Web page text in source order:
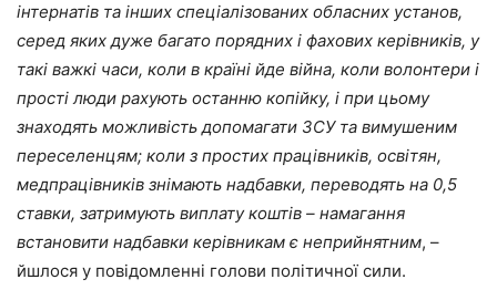
інтернатів та інших спеціалізованих обласних установ,
серед яких дуже багато порядних і фахових керівників, у
такі важкі часи, коли в країні йде війна, коли волонтери і
прості люди рахують останню копійку, і при цьому
знаходять можливість допомагати ЗСУ та вимушеним
переселенцям; коли з простих працівників, освітян,
медпрацівників знімають надбавки, переводять на 0,5
ставки, затримують виплату коштів – намагання
встановити надбавки керівникам є неприйнятним, –
йшлося у повідомленні голови політичної сили.